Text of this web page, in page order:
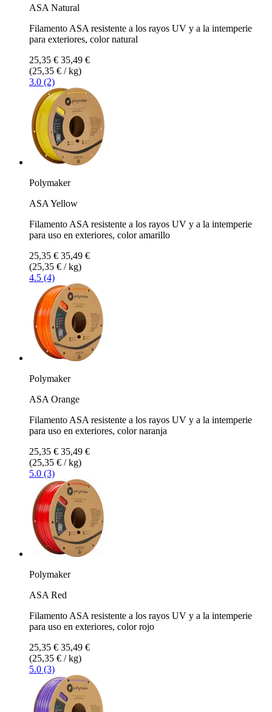
ASA Natural
Filamento ASA resistente a los rayos UV y a la intemperie
para exteriores, color natural
25,35 € 35,49 €
(25,35 € / kg)
3.0 (2)
Polymaker
ASA Yellow
Filamento ASA resistente a los rayos UV y a la intemperie
para uso en exteriores, color amarillo
25,35 € 35,49 €
(25,35 € / kg)
4.5 (4)
Polymaker
ASA Orange
Filamento ASA resistente a los rayos UV y a la intemperie
para uso en exteriores, color naranja
25,35 € 35,49 €
(25,35 € / kg)
5.0 (3)
Polymaker
ASA Red
Filamento ASA resistente a los rayos UV y a la intemperie
para uso en exteriores, color rojo
25,35 € 35,49 €
(25,35 € / kg)
5.0 (3)